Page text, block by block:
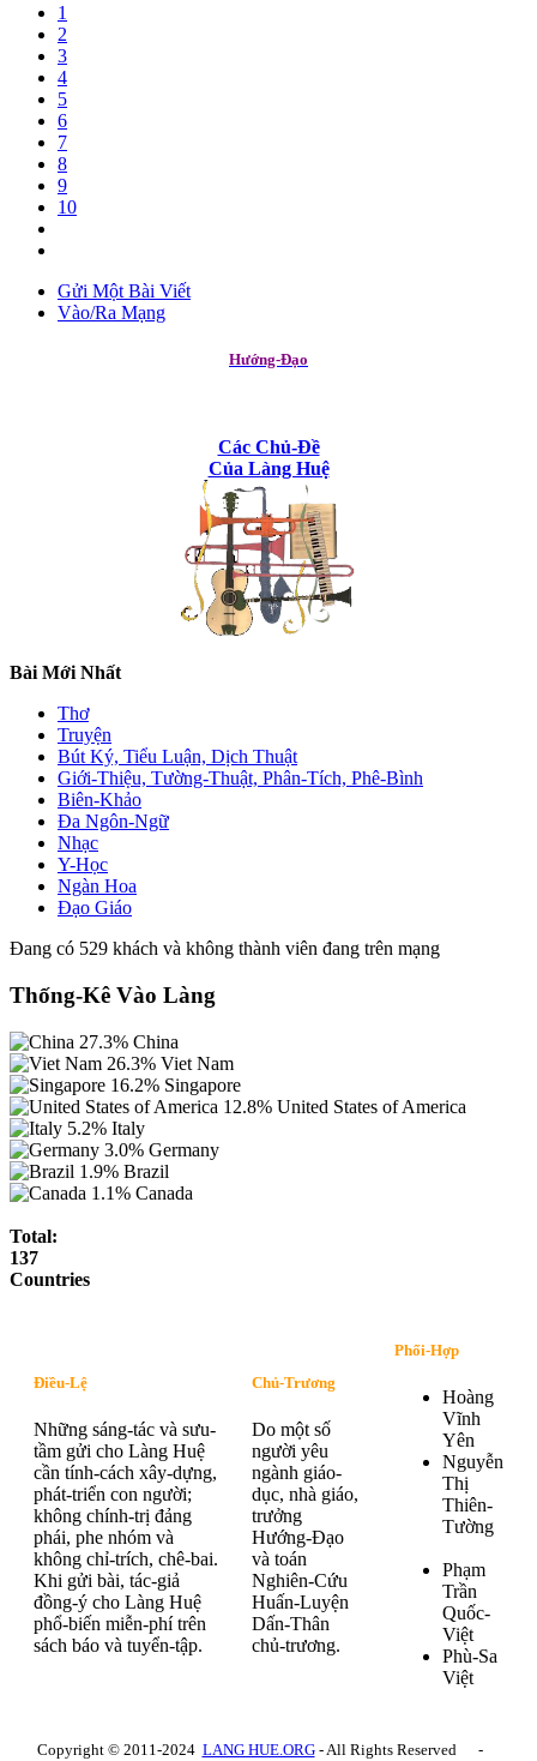
1
2
3
4
5
6
7
8
9
10
Gửi Một Bài Viết
Vào/Ra Mạng
Hướng-Đạo
Các Chủ-Đề
Của Làng Huệ
Bài Mới Nhất
Thơ
Truyện
Bút Ký, Tiểu Luận, Dịch Thuật
Giới-Thiệu, Tường-Thuật, Phân-Tích, Phê-Bình
Biên-Khảo
Đa Ngôn-Ngữ
Nhạc
Y-Học
Ngàn Hoa
Đạo Giáo
Đang có 529 khách và không thành viên đang trên mạng
Thống-Kê Vào Làng
27.3% China
26.3% Viet Nam
16.2% Singapore
12.8% United States of America
5.2% Italy
3.0% Germany
1.9% Brazil
1.1% Canada
Total:
137
Countries
Điều-Lệ
Những sáng-tác và sưu-
tầm gửi cho Làng Huệ
cần tính-cách xây-dựng,
phát-triển con người;
không chính-trị đảng
phái, phe nhóm và
không chỉ-trích, chê-bai.
Khi gửi bài, tác-giả
đồng-ý cho Làng Huệ
phổ-biến miễn-phí trên
sách báo và tuyển-tập.
Chủ-Trương
Do một số
người yêu
ngành giáo-
dục, nhà giáo,
trưởng
Hướng-Đạo
và toán
Nghiên-Cứu
Huấn-Luyện
Dấn-Thân
chủ-trương.
Phối-Hợp
Hoàng
Vĩnh
Yên
Nguyễn
Thị
Thiên-
Tường
Phạm
Trần
Quốc-
Việt
Phù-Sa
Việt
Copyright © 2011-2024 LANG HUE.ORG- All Rights Reserved -